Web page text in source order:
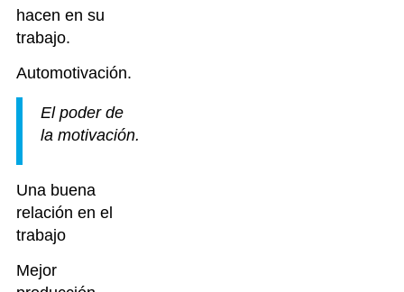
hacen en su
trabajo.
Automotivación.
El poder de
la motivación.
Una buena
relación en el
trabajo
Mejor